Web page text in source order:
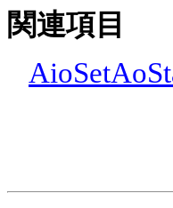
関連項目